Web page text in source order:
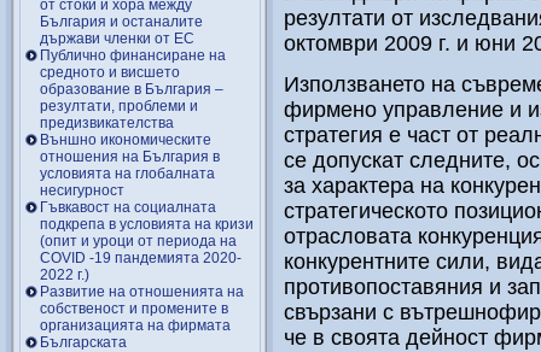
от стоки и хора между
България и останалите
държави членки от ЕС
Публично финансиране на
средното и висшето
образование в България –
резултати, проблеми и
предизвикателства
Външно икономическите
отношения на България в
условията на глобалната
несигурност
Гъвкавост на социалната
подкрепа в условията на кризи
(опит и уроци от периода на
COVID -19 пандемията 2020-
2022 г.)
Развитие на отношенията на
собственост и промените в
организацията на фирмата
Българската
резултати от
октомври 2009 г. и юни
Използването на
фирмено управление и
стратегия е част от
се допускат следните,
за характера на
стратегическото
отрасловата
конкурентните сили,
противопоставяния и
свързани с
че в своята дейност